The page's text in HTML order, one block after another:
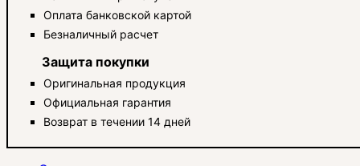
Оплата банковской картой
Безналичный расчет
Защита покупки
Оригинальная продукция
Официальная гарантия
Возврат в течении 14 дней